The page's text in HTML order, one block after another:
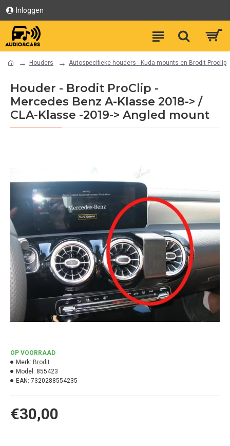
Inloggen
Houders Autospecifieke houders - Kuda mounts en Brodit Proclip
Houder - Brodit ProClip -
Mercedes Benz A-Klasse 2018-> /
CLA-Klasse -2019-> Angled mount
€30,00
OP VOORRAAD
Merk: Brodit
Model: 855423
EAN: 7320288554235